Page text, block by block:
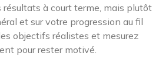
résultats à court terme, mais plutôt
et sur votre progression au fil
objectifs réalistes et mesurez
pour rester motivé.